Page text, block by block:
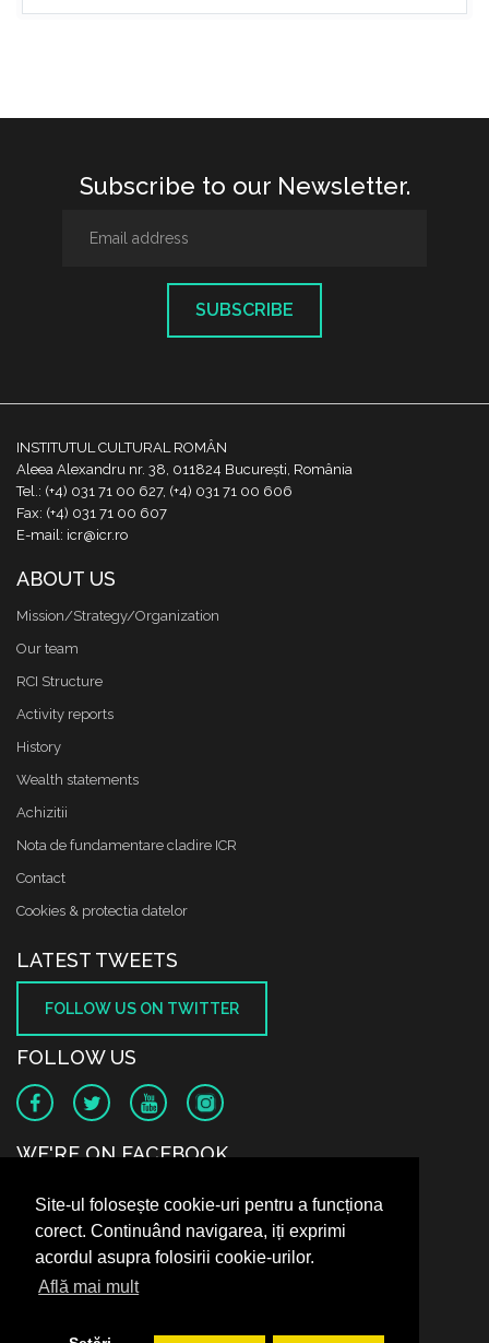
Site-ul folosește cookie-uri pentru a funcționa
corect. Continuând navigarea, iți exprimi
acordul asupra folosirii cookie-urilor.
Află mai mult
Subscribe to our Newsletter.
SUBSCRIBE
INSTITUTUL CULTURAL ROMÂN
Aleea Alexandru nr. 38, 011824 București, România
Tel.: (+4) 031 71 00 627, (+4) 031 71 00 606
Fax: (+4) 031 71 00 607
E-mail: icr@icr.ro
ABOUT US
Mission/Strategy/Organization
Our team
RCI Structure
Activity reports
History
Wealth statements
Achizitii
Nota de fundamentare cladire ICR
Contact
Cookies & protectia datelor
LATEST TWEETS
FOLLOW US ON TWITTER
FOLLOW US
WE'RE ON FACEBOOK